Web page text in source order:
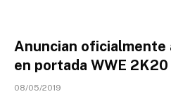
Anuncian oficialmente
en portada WWE 2K20
08/05/2019